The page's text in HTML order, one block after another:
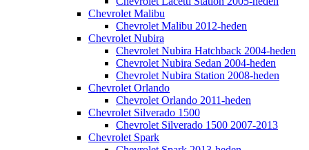
Chevrolet Malibu
Chevrolet Malibu 2012-heden
Chevrolet Nubira
Chevrolet Nubira Hatchback 2004-heden
Chevrolet Nubira Sedan 2004-heden
Chevrolet Nubira Station 2008-heden
Chevrolet Orlando
Chevrolet Orlando 2011-heden
Chevrolet Silverado 1500
Chevrolet Silverado 1500 2007-2013
Chevrolet Spark